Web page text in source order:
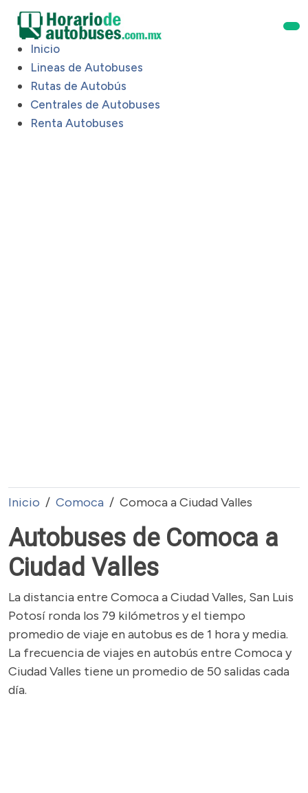
Inicio
Lineas de Autobuses
Rutas de Autobús
Centrales de Autobuses
Renta Autobuses
Inicio Comoca Comoca a Ciudad Valles
Autobuses de Comoca a
Ciudad Valles
La distancia entre Comoca a Ciudad Valles, San Luis
Potosí ronda los 79 kilómetros y el tiempo
promedio de viaje en autobus es de 1 hora y media.
La frecuencia de viajes en autobús entre Comoca y
Ciudad Valles tiene un promedio de 50 salidas cada
día.